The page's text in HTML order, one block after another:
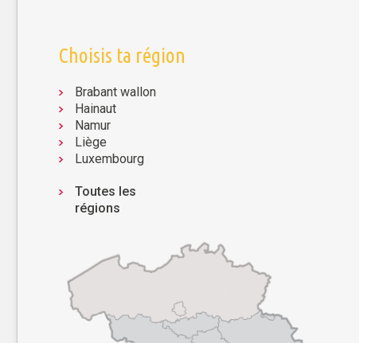
Choisis ta région
Brabant wallon
Hainaut
Namur
Liège
Luxembourg
Toutes les
régions